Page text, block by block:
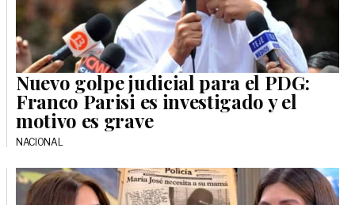
Nuevo golpe judicial para el PDG:
Franco Parisi es investigado y el
motivo es grave
NACIONAL